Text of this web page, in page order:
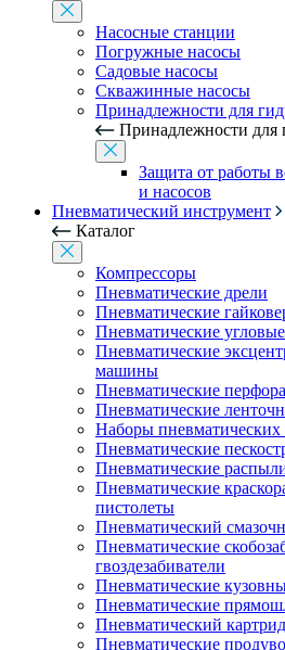
Насосные станции
Погружные насосы
Садовые насосы
Скважинные насосы
Принадлежности для
Принадлежности для
Защита от работы
и насосов
Пневматический инструмент
Каталог
Компрессоры
Пневматические дрели
Пневматические
Пневматические
Пневматические
машины
Пневматические
Пневматические
Наборы пневматических
Пневматические
Пневматические
Пневматические
пистолеты
Пневматический
Пневматические
гвоздезабиватели
Пневматические
Пневматические
Пневматический
Пневматические